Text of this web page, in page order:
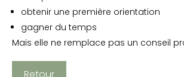
obtenir une première orientation
gagner du temps
Mais elle ne remplace pas un conseil
Retour